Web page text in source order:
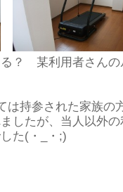
？ 某利用者さんの
は持参された家族の
したが、当人以外
した(・_・;)